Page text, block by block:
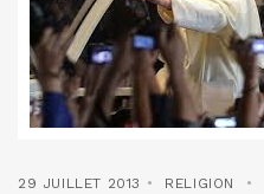
29 JUILLET 2013 RELIGION